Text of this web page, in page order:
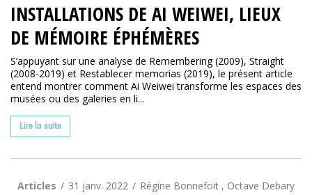
INSTALLATIONS DE AI WEIWEI, LIEUX
DE MÉMOIRE ÉPHÉMÈRES
S’appuyant sur une analyse de Remembering (2009), Straight
(2008-2019) et Restablecer memorias (2019), le présent article
entend montrer comment Ai Weiwei transforme les espaces des
musées ou des galeries en li...
Lire la suite
Articles 31 janv. 2022 Régine Bonnefoit , Octave Debary